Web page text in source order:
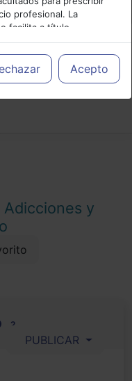
profesional. La
facilita a título
de los
y decidir, en
adecuado a lasAcepto
Adicciones y
2
PUBLICAR